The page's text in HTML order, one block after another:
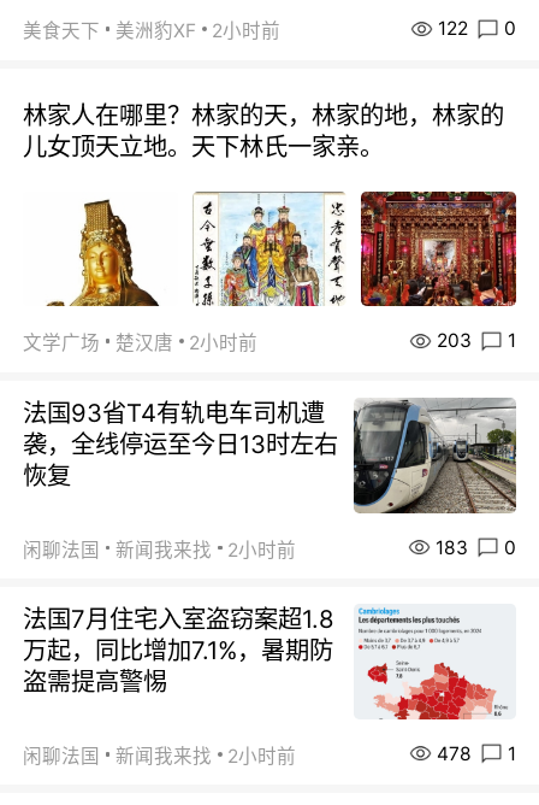
美食天下 美洲豹XF 2小时前 122 0
林家人在哪里？林家的天，林家的地，林家的
儿女顶天立地。天下林氏一家亲。
文学广场 楚汉唐 2小时前 203 1
法国93省T4有轨电车司机遭
袭，全线停运至今日13时左右
恢复
闲聊法国 新闻我来找 2小时前 183 0
法国7月住宅入室盗窃案超1.8
万起，同比增加7.1%，暑期防
盗需提高警惕
闲聊法国 新闻我来找 2小时前 478 1